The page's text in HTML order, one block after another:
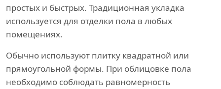
простых и быстрых. Традиционная укладка
используется для отделки пола в любых
помещениях.
Обычно используют плитку квадратной или
прямоугольной формы. При облицовке пола
необходимо соблюдать равномерность